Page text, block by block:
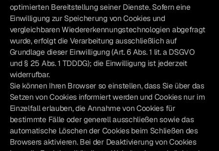
optimierten Bereitstellung seiner Dienste. Sofern eine
Einwilligung zur Speicherung von Cookies und
vergleichbaren Wiedererkennungstechnologien abgefragt
wurde, erfolgt die Verarbeitung ausschließlich auf
Grundlage dieser Einwilligung (Art. 6 Abs. 1 lit. a DSGVO
und § 25 Abs. 1 TDDDG); die Einwilligung ist jederzeit
widerrufbar.
Sie können Ihren Browser so einstellen, dass Sie über das
Setzen von Cookies informiert werden und Cookies nur im
Einzelfall erlauben, die Annahme von Cookies für
bestimmte Fälle oder generell ausschließen sowie das
automatische Löschen der Cookies beim Schließen des
Browsers aktivieren. Bei der Deaktivierung von Cookies